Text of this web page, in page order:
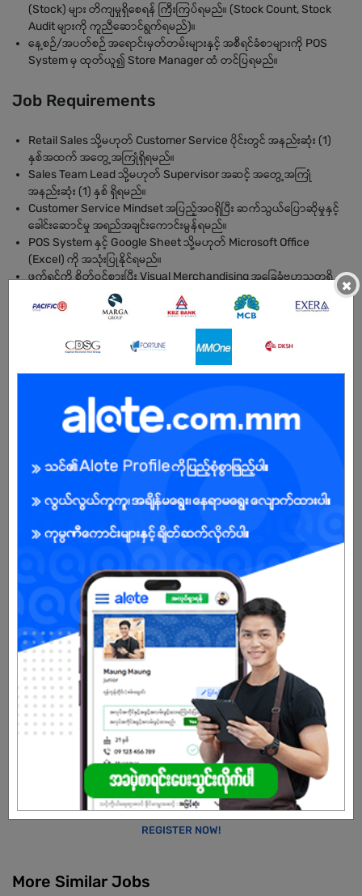
(Stock) များ တိကျမှုရှိစေရန် ကြီးကြပ်ရမည်။ (Stock Count, Stock
Audit များကို ကူညီဆောင်ရွက်ရမည်)။
နေ့စဉ်/အပတ်စဉ် အရောင်းမှတ်တမ်းများနှင့် အစီရင်ခံစာများကို POS
System မှ ထုတ်ယူ၍ Store Manager ထံ တင်ပြရမည်။
Job Requirements
Retail Sales သို့မဟုတ် Customer Service ပိုင်းတွင် အနည်းဆုံး (1)
နှစ်အထက် အတွေ့အကြုံရှိရမည်။
Sales Team Lead သို့မဟုတ် Supervisor အဆင့် အတွေ့အကြုံ
အနည်းဆုံး (1) နှစ် ရှိရမည်။
Customer Service Mindset အပြည့်အဝရှိပြီး ဆက်သွယ်ပြောဆိုမှုနှင့်
ခေါင်းဆောင်မှု အရည်အချင်းကောင်းမွန်ရမည်။
POS System နှင့် Google Sheet သို့မဟုတ် Microsoft Office
(Excel) ကို အသုံးပြုနိုင်ရမည်။
ဖက်ရှင်ကို စိတ်ဝင်စားပြီး Visual Merchandising အခြေခံဗဟုသုတရှိ
BENEFITS
ဆောင်ရည်အလိုက် Attractive Sales Commission နှင့် Bonus များရရှိနိုင်ပါ
Open To : Male/Female
Already Expired
Don't have an account?
REGISTER NOW!
More Similar Jobs
×